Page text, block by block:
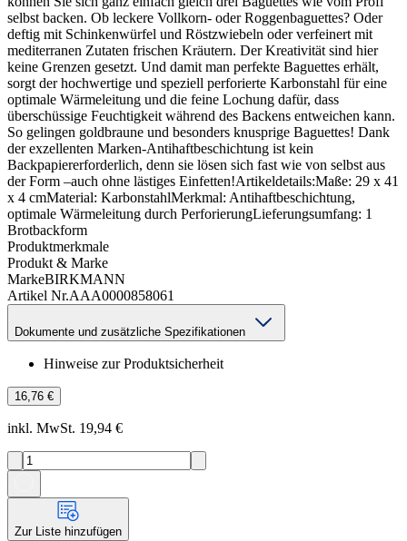
selbst backen. Ob leckere Vollkorn- oder Roggenbaguettes? Oder
deftig mit Schinkenwürfel und Röstzwiebeln oder verfeinert mit
mediterranen Zutaten frischen Kräutern. Der Kreativität sind hier
keine Grenzen gesetzt. Und damit man perfekte Baguettes erhält,
sorgt der hochwertige und speziell perforierte Karbonstahl für eine
optimale Wärmeleitung und die feine Lochung dafür, dass
überschüssige Feuchtigkeit während des Backens entweichen kann.
So gelingen goldbraune und besonders knusprige Baguettes! Dank
der exzellenten Marken-Antihaftbeschichtung ist kein
Backpapiererforderlich, denn sie lösen sich fast wie von selbst aus
der Form –auch ohne lästiges Einfetten!Artikeldetails:Maße: 29 x 41
x 4 cmMaterial: KarbonstahlMerkmal: Antihaftbeschichtung,
optimale Wärmeleitung durch PerforierungLieferungsumfang: 1
Brotbackform
Produktmerkmale
Produkt & Marke
MarkeBIRKMANN
Artikel Nr.AAA0000858061
Dokumente und zusätzliche Spezifikationen
Hinweise zur Produktsicherheit
16,76 €
inkl. MwSt. 19,94 €
Zur Liste hinzufügen